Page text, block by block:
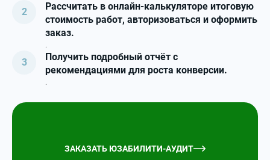
Рассчитать в онлайн-калькуляторе итоговую
стоимость работ, авторизоваться и оформить
заказ.
.
Получить подробный отчёт с
рекомендациями для роста конверсии.
.
ЗАКАЗАТЬ ЮЗАБИЛИТИ-АУДИТ